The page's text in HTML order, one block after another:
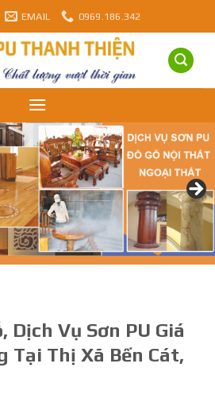
EMAIL 0969.186.342
Dịch Vụ Sơn PU Giá
Tại Thị Xã Bến Cát,